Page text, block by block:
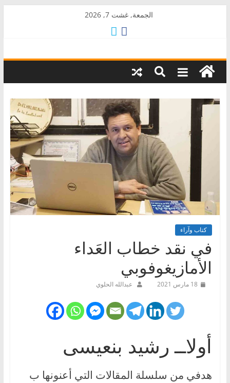
الجمعة, غشت 7, 2026
AkalPress
منبر
المغرب
كتاب وآراء
في نقد خطاب العَداء
الأمازيغوفوبي
18 مارس 2021 عبدالله الحلوي
أولاــ رشيد بنعيسى
هدفي من سلسلة المقالات التي أعنونها ب